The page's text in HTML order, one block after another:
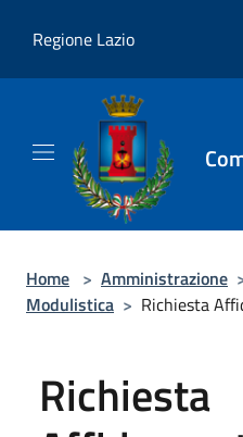
Regione Lazio
Home > Amministrazione
Modulistica > Richiesta
Richiesta